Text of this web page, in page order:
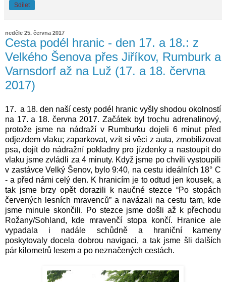
Sdílet
neděle 25. června 2017
Cesta podél hranic - den 17. a 18.: z
Velkého Šenova přes Jiříkov, Rumburk a
Varnsdorf až na Luž (17. a 18. června
2017)
17. a 18. den naší cesty podél hranic vyšly shodou okolností
na 17. a 18. června 2017. Začátek byl trochu adrenalinový,
protože jsme na nádraží v Rumburku dojeli 6 minut před
odjezdem vlaku; zaparkovat, vzít si věci z auta, zmobilizovat
psa, dojít do nádražní pokladny pro jízdenky a nastoupit do
vlaku jsme zvládli za 4 minuty. Když jsme po chvíli vystoupili
v zastávce Velký Šenov, bylo 9:40, na cestu ideálních 18° C
- a před námi celý den. K hranicím je to odtud jen kousek, a
tak jsme brzy opět dorazili k naučné stezce “Po stopách
červených lesních mravenců” a navázali na cestu tam, kde
jsme minule skončili. Po stezce jsme došli až k přechodu
Rožany/Sohland, kde mravenčí stopa končí. Hranice ale
vypadala i nadále schůdně a hraniční kameny
poskytovaly docela dobrou navigaci, a tak jsme šli dalších
pár kilometrů lesem a po neznačených cestách.